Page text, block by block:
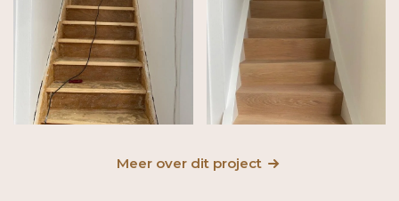
Meer over dit project